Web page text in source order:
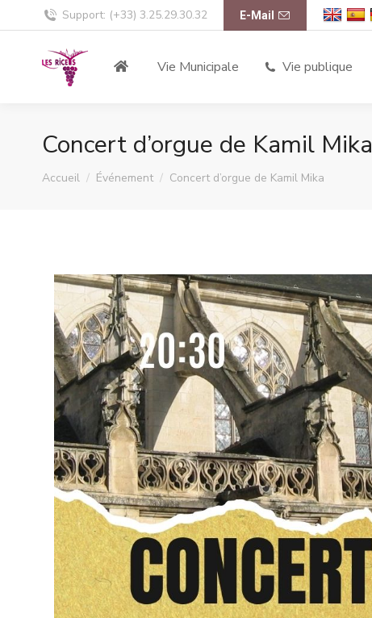
Support: (+33) 3.25.29.30.32 E-Mail
Vie Municipale Vie publique
Concert d’orgue de Kamil Mika
Vous êtes ici :
Accueil Événement Concert d’orgue de Kamil Mika